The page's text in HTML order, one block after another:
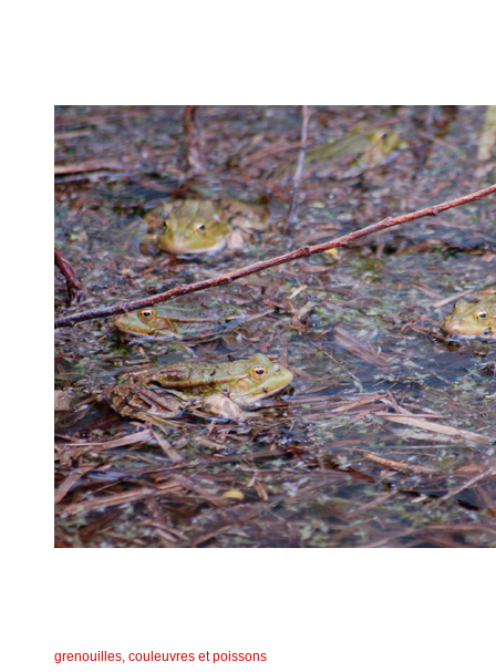
grenouilles, couleuvres et poissons